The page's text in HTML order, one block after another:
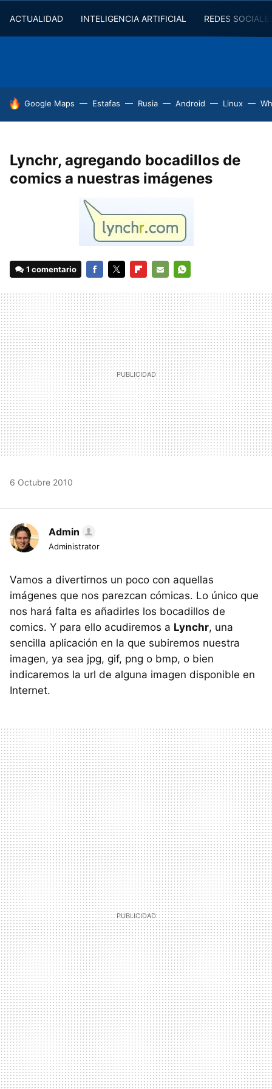
ACTUALIDAD INTELIGENCIA ARTIFICIAL REDES
HOY SE HABLA DE
Google Maps Estafas Rusia Android Linux
Lynchr, agregando bocadillos de
comics a nuestras imágenes
1 comentario
MAIL
6 Octubre 2010
Admin
Administrator
Vamos a divertirnos un poco con aquellas
imágenes que nos parezcan cómicas. Lo único que
nos hará falta es añadirles los bocadillos de
comics. Y para ello acudiremos a Lynchr, una
sencilla aplicación en la que subiremos nuestra
imagen, ya sea jpg, gif, png o bmp, o bien
indicaremos la url de alguna imagen disponible en
Internet.